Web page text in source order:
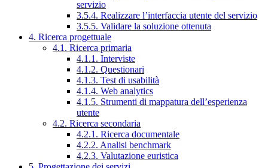
servizio
3.5.4. Realizzare l’interfaccia utente del servizio
3.5.5. Validare la soluzione ottenuta
4. Ricerca progettuale
4.1. Ricerca primaria
4.1.1. Interviste
4.1.2. Questionari
4.1.3. Test di usabilità
4.1.4. Web analytics
4.1.5. Strumenti di mappatura dell’esperienza
utente
4.2. Ricerca secondaria
4.2.1. Ricerca documentale
4.2.2. Analisi benchmark
4.2.3. Valutazione euristica